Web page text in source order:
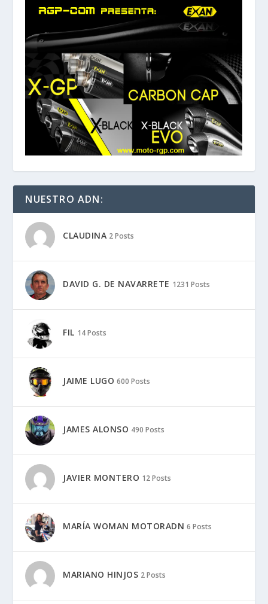
NUESTRO ADN:
CLAUDINA 2 Posts
DAVID G. DE NAVARRETE 1231 Posts
FIL 14 Posts
JAIME LUGO 600 Posts
JAMES ALONSO 490 Posts
JAVIER MONTERO 12 Posts
MARÍA WOMAN MOTORADN 6 Posts
MARIANO HINJOS 2 Posts